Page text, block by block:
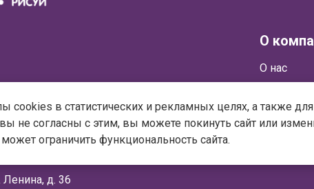
О
О нас
Политика
Ленина, д. 36
в статистических и рекламных целях, а также
не согласны с этим, вы можете покинуть сайт или
ограничить функциональность сайта.